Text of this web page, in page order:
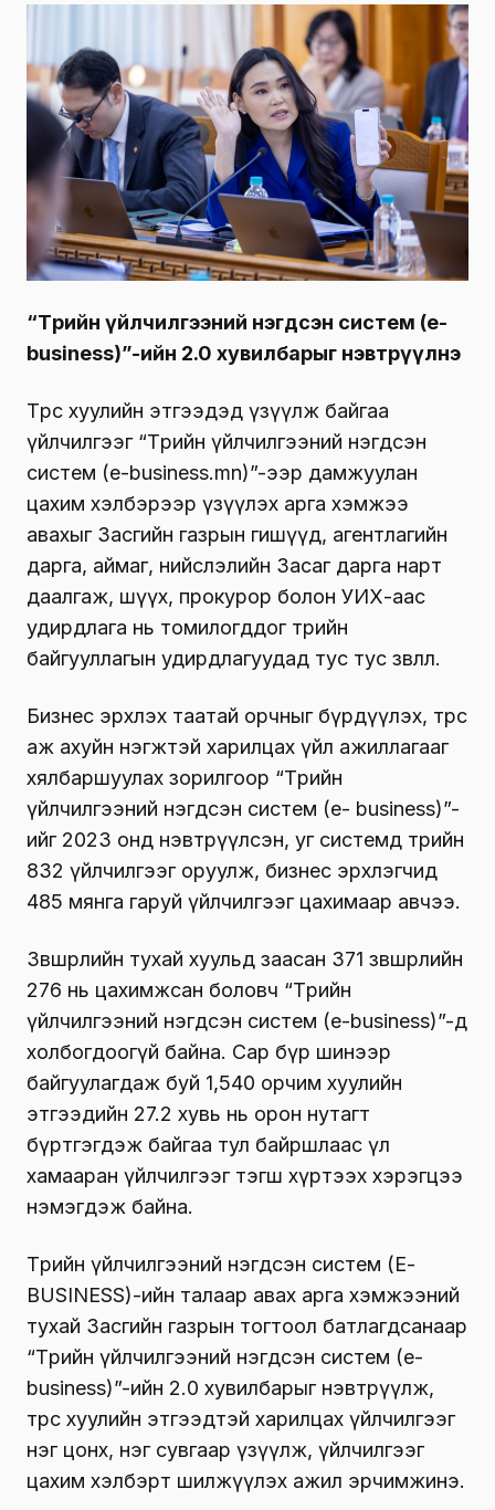
“Төрийн үйлчилгээний нэгдсэн систем (е-
business)”-ийн 2.0 хувилбарыг нэвтрүүлнэ
Төрөөс хуулийн этгээдэд үзүүлж байгаа
үйлчилгээг “Төрийн үйлчилгээний нэгдсэн
систем (e-business.mn)”-ээр дамжуулан
цахим хэлбэрээр үзүүлэх арга хэмжээ
авахыг Засгийн газрын гишүүд, агентлагийн
дарга, аймаг, нийслэлийн Засаг дарга нарт
даалгаж, шүүх, прокурор болон УИХ-аас
удирдлага нь томилогддог төрийн
байгууллагын удирдлагуудад тус тус зөвлөлөө.
Бизнес эрхлэх таатай орчныг бүрдүүлэх, төрөөс
аж ахуйн нэгжтэй харилцах үйл ажиллагааг
хялбаршуулах зорилгоор “Төрийн
үйлчилгээний нэгдсэн систем (е- business)”-
ийг 2023 онд нэвтрүүлсэн, уг системд төрийн
832 үйлчилгээг оруулж, бизнес эрхлэгчид
485 мянга гаруй үйлчилгээг цахимаар авчээ.
Зөвшөөрлийн тухай хуульд заасан 371 зөвшөөрлийн
276 нь цахимжсан боловч “Төрийн
үйлчилгээний нэгдсэн систем (e-business)”-д
холбогдоогүй байна. Сар бүр шинээр
байгуулагдаж буй 1,540 орчим хуулийн
этгээдийн 27.2 хувь нь орон нутагт
бүртгэгдэж байгаа тул байршлаас үл
хамааран үйлчилгээг тэгш хүртээх хэрэгцээ
нэмэгдэж байна.
Төрийн үйлчилгээний нэгдсэн систем (Е-
BUSINESS)-ийн талаар авах арга хэмжээний
тухай Засгийн газрын тогтоол батлагдсанаар
“Төрийн үйлчилгээний нэгдсэн систем (е-
business)”-ийн 2.0 хувилбарыг нэвтрүүлж,
төрөөс хуулийн этгээдтэй харилцах үйлчилгээг
нэг цонх, нэг сувгаар үзүүлж, үйлчилгээг
цахим хэлбэрт шилжүүлэх ажил эрчимжинэ.